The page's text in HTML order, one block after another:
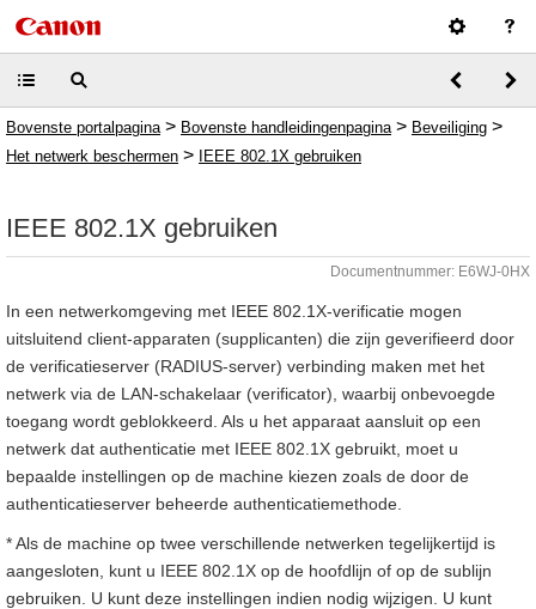
Bovenste portalpagina > Bovenste handleidingenpagina > Beveiliging >
Het netwerk beschermen > IEEE 802.1X gebruiken
IEEE 802.1X gebruiken
Documentnummer: E6WJ-0HX
In een netwerkomgeving met IEEE 802.1X-verificatie mogen
uitsluitend client-apparaten (supplicanten) die zijn geverifieerd door
de verificatieserver (RADIUS-server) verbinding maken met het
netwerk via de LAN-schakelaar (verificator), waarbij onbevoegde
toegang wordt geblokkeerd. Als u het apparaat aansluit op een
netwerk dat authenticatie met IEEE 802.1X gebruikt, moet u
bepaalde instellingen op de machine kiezen zoals de door de
authenticatieserver beheerde authenticatiemethode.
* Als de machine op twee verschillende netwerken tegelijkertijd is
aangesloten, kunt u IEEE 802.1X op de hoofdlijn of op de sublijn
gebruiken. U kunt deze instellingen indien nodig wijzigen. U kunt